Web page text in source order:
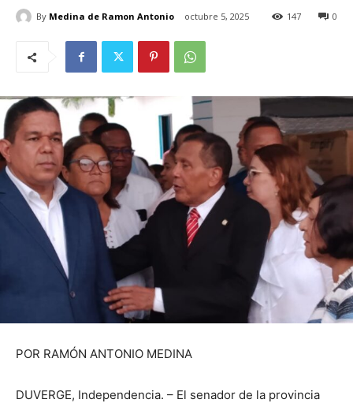
By Medina de Ramon Antonio octubre 5, 2025 0
147
POR RAMÓN ANTONIO MEDINA
DUVERGE, Independencia. – El senador de la provincia